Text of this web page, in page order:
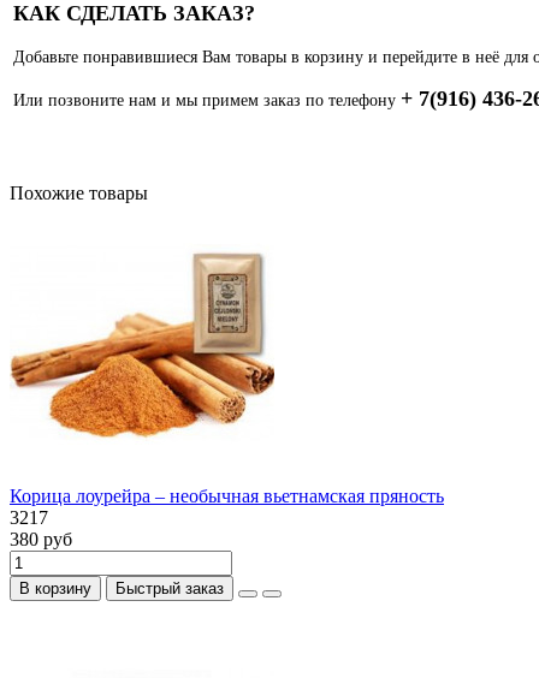
КАК СДЕЛАТЬ ЗАКАЗ?
Добавьте понравившиеся Вам товары в корзину и перейдите в неё для
Или позвоните нам и мы примем заказ по телефону + 7(916) 436-
Похожие товары
Корица лоурейра – необычная вьетнамская пряность
3217
380 руб
В корзину Быстрый заказ